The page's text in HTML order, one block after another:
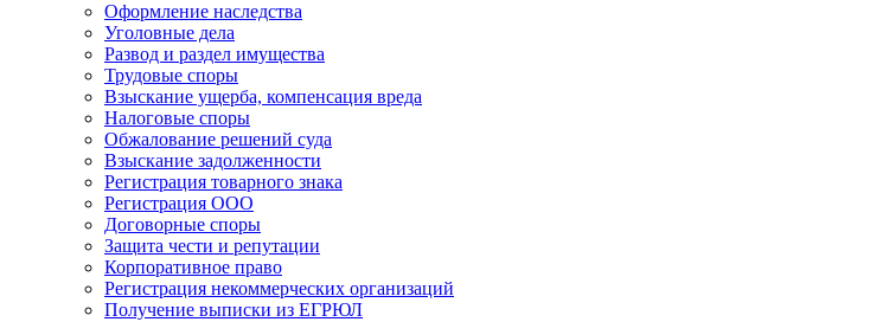
Оформление наследства
Уголовные дела
Развод и раздел имущества
Трудовые споры
Взыскание ущерба, компенсация вреда
Налоговые споры
Обжалование решений суда
Взыскание задолженности
Регистрация товарного знака
Регистрация ООО
Договорные споры
Защита чести и репутации
Корпоративное право
Регистрация некоммерческих организаций
Получение выписки из ЕГРЮЛ